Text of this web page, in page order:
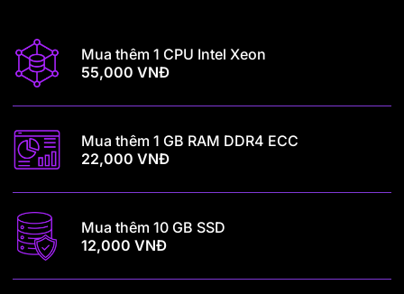
Mua thêm 1 CPU Intel Xeon
55,000 VNĐ
Mua thêm 1 GB RAM DDR4 ECC
22,000 VNĐ
Mua thêm 10 GB SSD
12,000 VNĐ